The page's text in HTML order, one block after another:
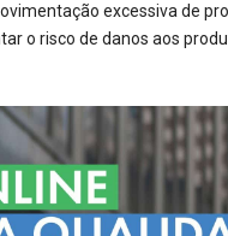
excessiva de
o risco de danos aos